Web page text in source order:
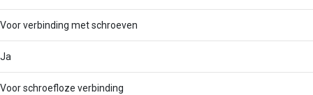
Voor verbinding met schroeven
Ja
Voor schroefloze verbinding